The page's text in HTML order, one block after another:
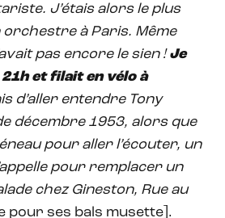
J’étais alors le plus
orchestre à Paris. Même
pas encore le sien !Je
et filait en vélo à
d’aller entendre Tony
décembre 1953, alors que
pour aller l’écouter, un
pour remplacer un
chez Gineston, Rue au
pour ses bals musette].